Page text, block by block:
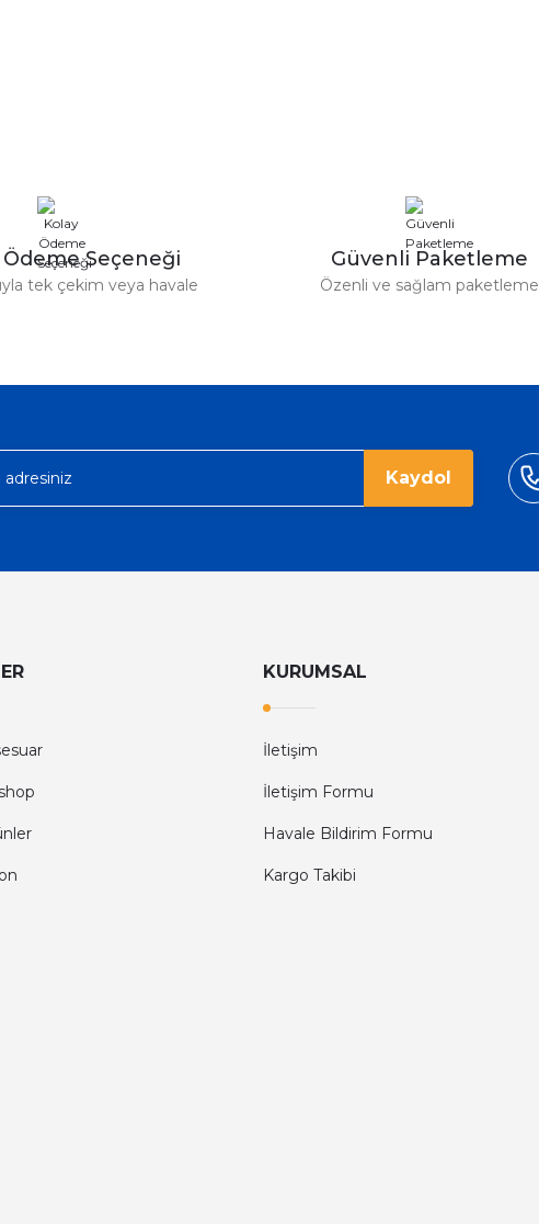
tam oldu
Ödeme Seçeneği
tek çekim veya havale
Güvenli Paketleme
Özenli ve sağlam paketleme
Kaydol
KURUMSAL
İletişim
İletişim Formu
Havale Bildirim Formu
Kargo Takibi